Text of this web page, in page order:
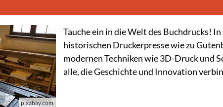
pixabay.com
Tauche ein in die Welt des Buchdrucks!
historischen Druckerpresse wie zu
modernen Techniken wie 3D-Druck und
alle, die Geschichte und Innovation